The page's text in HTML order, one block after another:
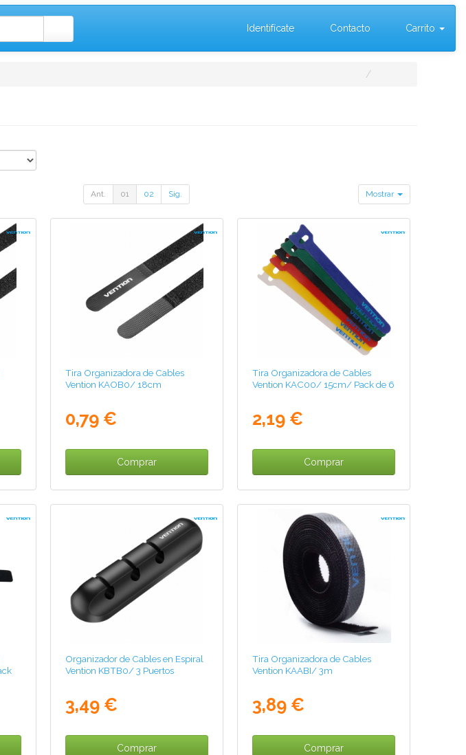
Identifícate Contacto Carrito
Ant. 01 02 Sig. Mostrar
Tira Organizadora de Cables
Vention KAOB0/ 18cm
0,79 €
Comprar
Tira Organizadora de Cables
Vention KAC00/ 15cm/ Pack de 6
2,19 €
Comprar
Organizador de Cables en Espiral
Vention KBTB0/ 3 Puertos
3,49 €
Comprar
Tira Organizadora de Cables
Vention KAABI/ 3m
3,89 €
Comprar